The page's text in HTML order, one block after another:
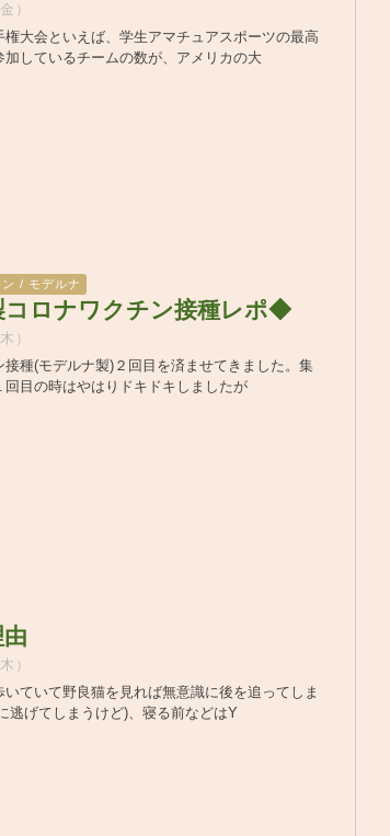
）
大会といえば、学生アマチュアスポーツの最高
しているチームの数が、アメリカの大
/ モデルナ
ロナワクチン接種レポ◆
）
種(モデルナ製)２回目を済ませてきました。集
回目の時はやはりドキドキしましたが
）
ていて野良猫を見れば無意識に後を追ってしま
逃げてしまうけど)、寝る前などはY